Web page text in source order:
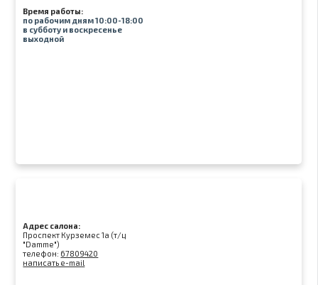
Время работы:
по рабочим дням 10:00-18:00
в субботу и воскресенье
выходной
Адрес салона:
Проспект Курземес 1а (т/ц
"Damme")
телефон: 67809420
написать e-mail